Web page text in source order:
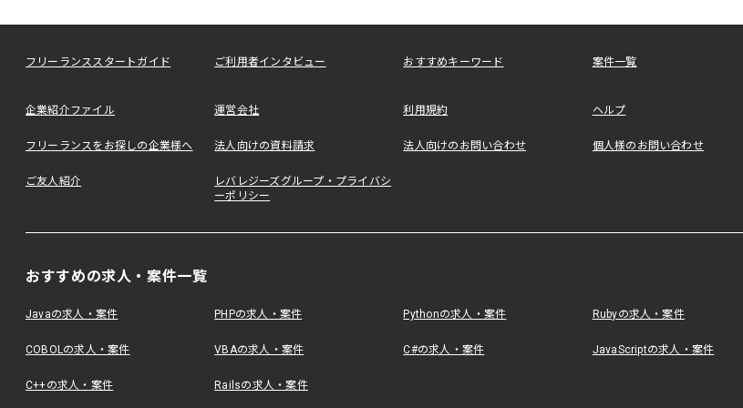
フリーランススタートガイド ご利用者インタビュー おすすめキーワード 案件一覧
企業紹介ファイル 運営会社 利用規約 ヘルプ
フリーランスをお探しの企業様へ 法人向けの資料請求 法人向けのお問い合わせ 個人様のお問い合わせ
ご友人紹介
レバレジーズグループ・プライバシ
ーポリシー
おすすめの求人・案件一覧
Javaの求人・案件 PHPの求人・案件 Pythonの求人・案件 Rubyの求人・案件
COBOLの求人・案件 VBAの求人・案件 C#の求人・案件 JavaScriptの求人・案件
C++の求人・案件 Railsの求人・案件